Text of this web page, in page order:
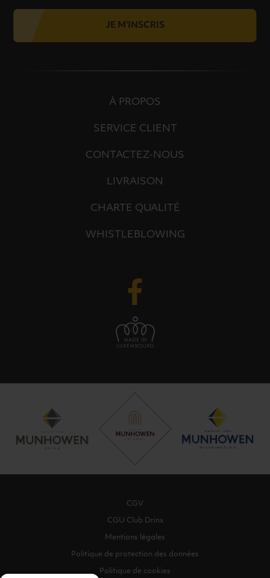
JE M'INSCRIS
À PROPOS
SERVICE CLIENT
CONTACTEZ-NOUS
LIVRAISON
CHARTE QUALITÉ
WHISTLEBLOWING
CGV
CGU Club Drinx
Mentions légales
Politique de protection des données
Politique de cookies